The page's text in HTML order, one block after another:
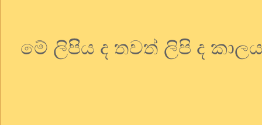
මේ ලිපිිය ද තවත් ලිපි ද